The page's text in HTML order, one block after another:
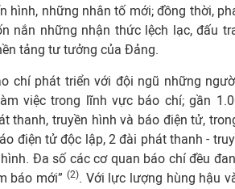
hình, những nhân tố mới; đồng thời,
nắn những nhận thức lệch lạc, đấu
tảng tư tưởng của Đảng.
chí phát triển với đội ngũ những
việc trong lĩnh vực báo chí; gần
thanh, truyền hình và báo điện tử,
điện tử độc lập, 2 đài phát thanh -
Đa số các cơ quan báo chí đều
báo mới” (2). Với lực lượng hùng hậu